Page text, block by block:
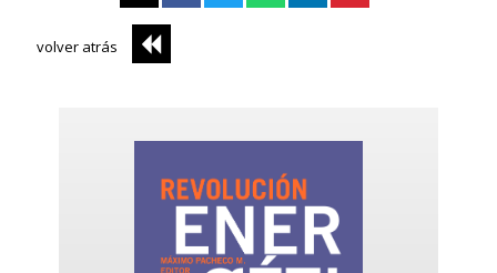
volver atrás